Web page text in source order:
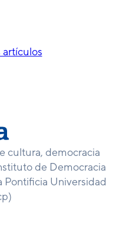
artículos
cultura, democracia
de Democracia
Pontificia Universidad